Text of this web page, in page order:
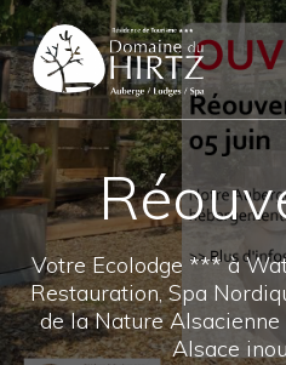
to
Votre Ecolodge *** à
Restauration, Spa
de la Nature
Alsace